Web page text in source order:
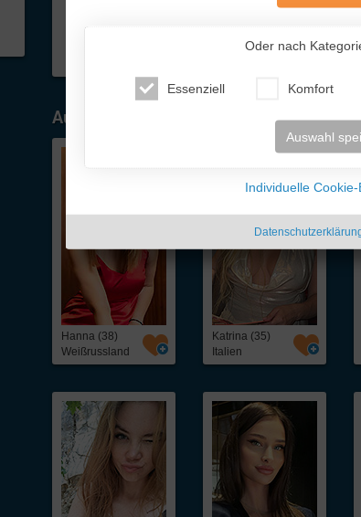
Ausgewählte Traumfrauen - nur für
Hanna (38)
Weißrussland
Katrina (35)
Italien
Oder nach
Essenziell Komfort
Auswahl
Individuelle